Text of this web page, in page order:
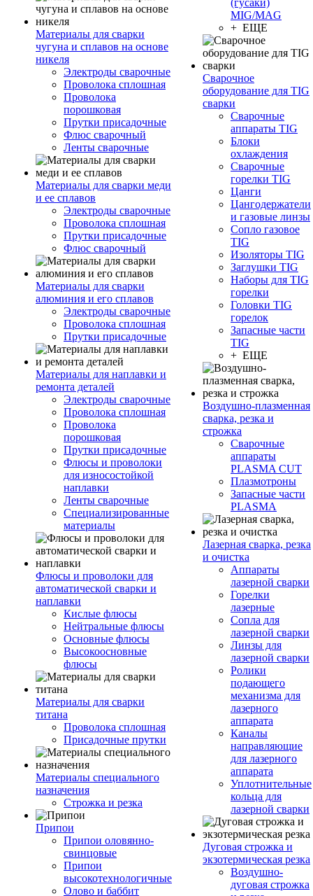
Материалы для сварки
чугуна и сплавов на основе
никеля
Электроды сварочные
Проволока сплошная
Проволока
порошковая
Прутки присадочные
Флюс сварочный
Ленты сварочные
Материалы для сварки меди
и ее сплавов
Электроды сварочные
Проволока сплошная
Прутки присадочные
Флюс сварочный
Материалы для сварки
алюминия и его сплавов
Электроды сварочные
Проволока сплошная
Прутки присадочные
Материалы для наплавки и
ремонта деталей
Электроды сварочные
Проволока сплошная
Проволока
порошковая
Прутки присадочные
Флюсы и проволоки
для износостойкой
наплавки
Ленты сварочные
Специализированные
материалы
Флюсы и проволоки для
автоматической сварки и
наплавки
Кислые флюсы
Нейтральные флюсы
Основные флюсы
Высокоосновные
флюсы
Материалы для сварки
титана
Проволока сплошная
Присадочные прутки
Материалы специального
назначения
Строжка и резка
Припои
Припои оловянно-
свинцовые
Припои
высокотехнологичные
Олово и баббит
(гусаки)
MIG/MAG
+ ЕЩЕ
Сварочное
оборудование для TIG
сварки
Сварочные
аппараты TIG
Блоки
охлаждения
Сварочные
горелки TIG
Цанги
Цангодержатели
и газовые линзы
Сопло газовое
TIG
Изоляторы TIG
Заглушки TIG
Наборы для TIG
горелки
Головки TIG
горелок
Запасные части
TIG
+ ЕЩЕ
Воздушно-плазменная
сварка, резка и
строжка
Сварочные
аппараты
PLASMA CUT
Плазмотроны
Запасные части
PLASMA
Лазерная сварка, резка
и очистка
Аппараты
лазерной сварки
Горелки
лазерные
Сопла для
лазерной сварки
Линзы для
лазерной сварки
Ролики
подающего
механизма для
лазерного
аппарата
Каналы
направляющие
для лазерного
аппарата
Уплотнительные
кольца для
лазерной сварки
Дуговая строжка и
экзотермическая резка
Воздушно-
дуговая строжка